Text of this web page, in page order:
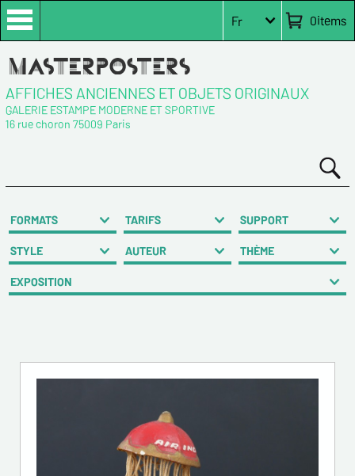
0items
Fr
AFFICHES ANCIENNES ET OBJETS ORIGINAUX
GALERIE ESTAMPE MODERNE ET SPORTIVE
16 rue choron 75009 Paris
FORMATS TARIFS SUPPORT
STYLE AUTEUR THÈME
EXPOSITION